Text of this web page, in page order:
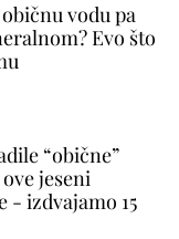
vodu pa
Evo što
“obične”
jeseni
- izdvajamo 15